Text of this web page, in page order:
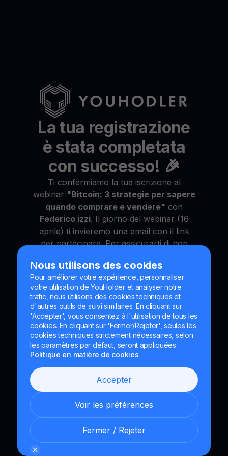
La tua registrazione
è stata completata
con successo! 🎉
Ti confermiamo la tua iscrizione al
webinar "Bitcoin: 3 strategie per sapere
quando comprare e vendere" con
Federico izzi. Il giorno del webinar (16
aprile) ti invieremo una email con il link
per partecipare. Per assicurarti di non
calendario.
Clicca sul pulsante qui sotto per salvarlo
subito:
AGGIUNGI AL CALENDARIO
Nous utilisons des cookies
Pour améliorer votre expérience, personnaliser
votre utilisation de YouHolder et analyser notre
trafic, nous utilisons des cookies techniques et
d'autres outils de suivi similaires. En cliquant sur
'Accepter', vous consentez à l'utilisation de tous les
cookies. En cliquant sur 'Fermer/Rejeter', seules les
cookies techniques strictement nécessaires, selon
les paramètres par défaut, seront appliquées.
Politique en matière de cookies
Accepter
Voir les préférences
Fermer / Rejeter